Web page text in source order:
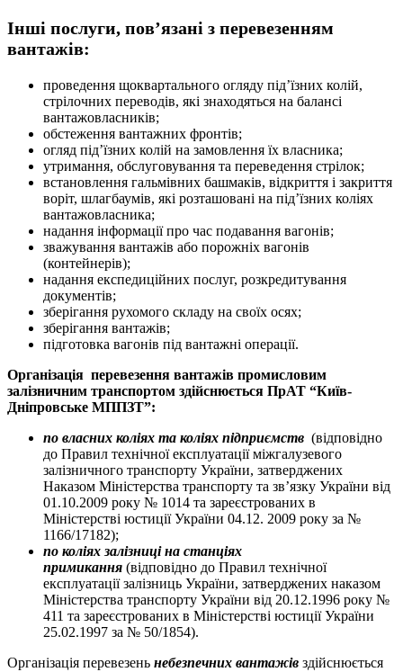
Інші послуги, пов’язані з перевезенням
вантажів:
проведення щоквартального огляду під’їзних колій,
стрілочних переводів, які знаходяться на балансі
вантажовласників;
обстеження вантажних фронтів;
огляд під’їзних колій на замовлення їх власника;
утримання, обслуговування та переведення стрілок;
встановлення гальмівних башмаків, відкриття і закриття
воріт, шлагбаумів, які розташовані на під’їзних коліях
вантажовласника;
надання інформації про час подавання вагонів;
зважування вантажів або порожніх вагонів
(контейнерів);
надання експедиційних послуг, розкредитування
документів;
зберігання рухомого складу на своїх осях;
зберігання вантажів;
підготовка вагонів під вантажні операції.
Організація перевезення вантажів промисловим
залізничним транспортом здійснюється ПрАТ “Київ-
Дніпровське МППЗТ”:
по власних коліях та коліях підприємств (відповідно
до Правил технічної експлуатації міжгалузевого
залізничного транспорту України, затверджених
Наказом Міністерства транспорту та зв’язку України від
01.10.2009 року № 1014 та зареєстрованих в
Міністерстві юстиції України 04.12. 2009 року за №
1166/17182);
по коліях залізниці на станціях
примикання (відповідно до Правил технічної
експлуатації залізниць України, затверджених наказом
Міністерства транспорту України від 20.12.1996 року №
411 та зареєстрованих в Міністерстві юстиції України
25.02.1997 за № 50/1854).
Організація перевезень небезпечних вантажів здійснюється